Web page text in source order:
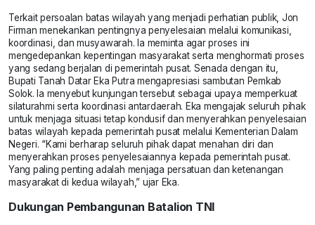
Terkait persoalan batas wilayah yang menjadi perhatian publik, Jon
Firman menekankan pentingnya penyelesaian melalui komunikasi,
koordinasi, dan musyawarah. Ia meminta agar proses ini
mengedepankan kepentingan masyarakat serta menghormati proses
yang sedang berjalan di pemerintah pusat. Senada dengan itu,
Bupati Tanah Datar Eka Putra mengapresiasi sambutan Pemkab
Solok. Ia menyebut kunjungan tersebut sebagai upaya memperkuat
silaturahmi serta koordinasi antardaerah. Eka mengajak seluruh pihak
untuk menjaga situasi tetap kondusif dan menyerahkan penyelesaian
batas wilayah kepada pemerintah pusat melalui Kementerian Dalam
Negeri. “Kami berharap seluruh pihak dapat menahan diri dan
menyerahkan proses penyelesaiannya kepada pemerintah pusat.
Yang paling penting adalah menjaga persatuan dan ketenangan
masyarakat di kedua wilayah,” ujar Eka.
Dukungan Pembangunan Batalion TNI